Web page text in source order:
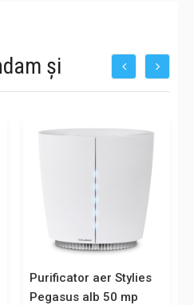
și
-20%
Purificator aer Stylies
Pegasus alb 50 mp